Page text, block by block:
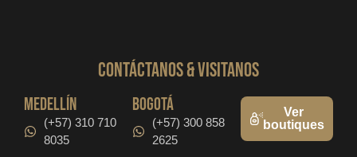
CONTáCTanos & VISITANOS
medellín
(+57) 310 710
8035
bogotá
(+57) 300 858
2625
Ver
boutiques